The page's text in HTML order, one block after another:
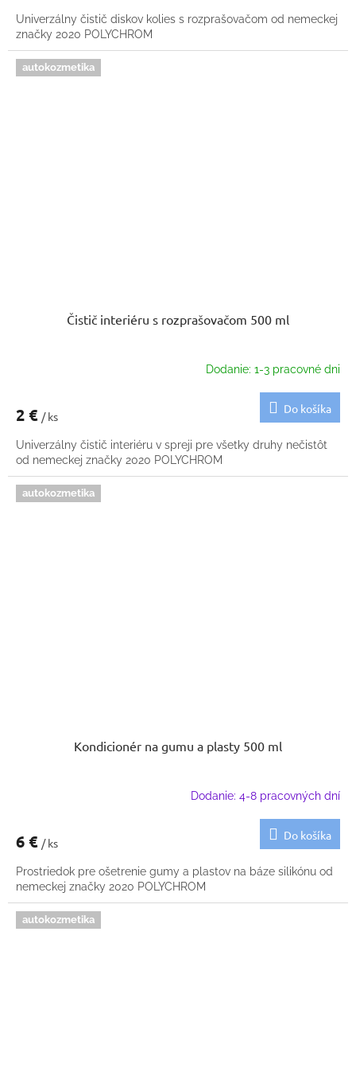
Univerzálny čistič diskov kolies s rozprašovačom od nemeckej
značky 2020 POLYCHROM
autokozmetika
Čistič interiéru s rozprašovačom 500 ml
Dodanie: 1-3 pracovné dni
2 € / ks
Do košíka
Univerzálny čistič interiéru v spreji pre všetky druhy nečistôt
od nemeckej značky 2020 POLYCHROM
autokozmetika
Kondicionér na gumu a plasty 500 ml
Dodanie: 4-8 pracovných dní
6 € / ks
Do košíka
Prostriedok pre ošetrenie gumy a plastov na báze silikónu od
nemeckej značky 2020 POLYCHROM
autokozmetika